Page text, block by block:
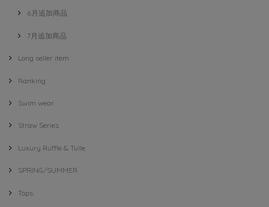
6月追加商品
7月追加商品
Long seller item
Ranking
Swim wear
Straw Series
Luxury Ruffle & Tulle
SPRING/SUMMER
Tops